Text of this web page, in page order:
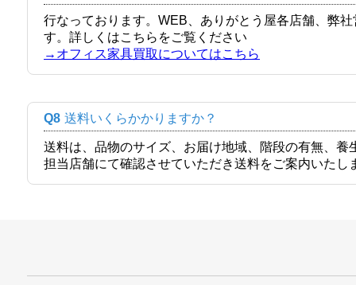
行なっております。WEB、ありがとう屋各店舗、弊
す。詳しくはこちらをご覧ください
→オフィス家具買取についてはこちら
Q8 送料いくらかかりますか？
送料は、品物のサイズ、お届け地域、階段の有無、
担当店舗にて確認させていただき送料をご案内いたし